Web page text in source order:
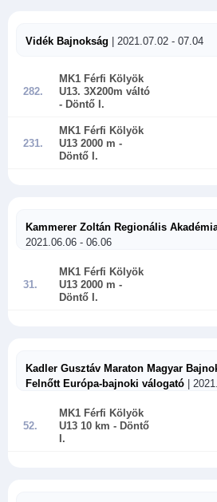
Vidék Bajnokság | 2021.07.02 - 07.04
282.
MK1 Férfi Kölyök
U13. 3X200m váltó
- Döntő I.
231.
MK1 Férfi Kölyök
U13 2000 m -
Döntő I.
Kammerer Zoltán Regionális
2021.06.06 - 06.06
31.
MK1 Férfi Kölyök
U13 2000 m -
Döntő I.
Kadler Gusztáv Maraton Magyar
Felnőtt Európa-bajnoki válogató |
52.
MK1 Férfi Kölyök
U13 10 km - Döntő
I.